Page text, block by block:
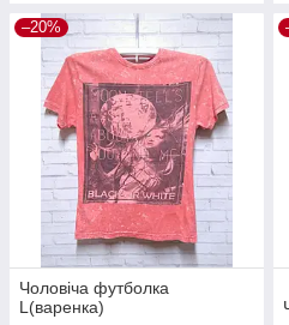
–20%
Чоловіча футболка
L(варенка)